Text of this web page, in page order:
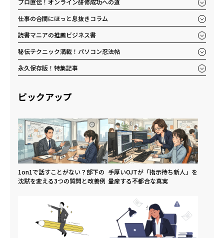
プロ直伝！オンライン研修成功への道
仕事の合間にほっと息抜きコラム
読書マニアの推薦ビジネス書
秘伝テクニック満載！パソコン忍法帖
永久保存版！特集記事
ピックアップ
1on1で話すことがない？部下の
沈黙を変える3つの質問と改善例
手厚いOJTが「指示待ち新人」を
量産する不都合な真実